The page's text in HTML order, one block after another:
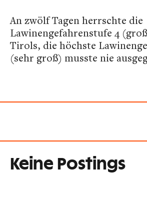
An zwölf Tagen herrschte die
Lawinengefahrenstufe 4
Tirols, die höchste
(sehr groß) musste nie
Keine Postings